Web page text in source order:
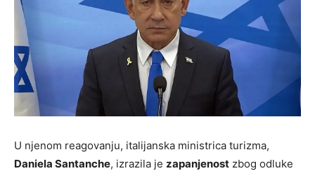
U njenom reagovanju, italijanska ministrica turizma,
Daniela Santanche, izrazila je zapanjenost zbog odluke